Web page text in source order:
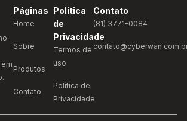
Páginas
Home
Sobre
Produtos
Contato
Política
de
Privacidade
Termos de
uso
Política de
Privacidade
Contato
(81) 3771-0084